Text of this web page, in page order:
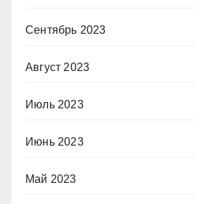
Сентябрь 2023
Август 2023
Июль 2023
Июнь 2023
Май 2023